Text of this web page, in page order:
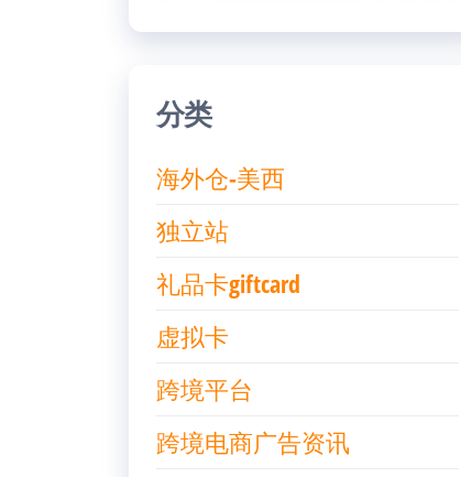
分类
海外仓-美西
独立站
礼品卡giftcard
虚拟卡
跨境平台
跨境电商广告资讯